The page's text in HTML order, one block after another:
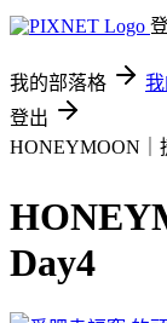
我的部落格
登出
HONEYMOON｜
Day4